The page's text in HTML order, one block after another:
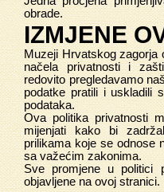
obrade.
IZMJENE
Muzeji Hrvatskog zagorja
načela privatnosti i
redovito pregledavamo
podatke pratili i uskladili
podataka.
Ova politika privatnosti
mijenjati kako bi
prilikama koje se odnose
sa važećim zakonima.
Sve promjene u politici
objavljene na ovoj stranici.